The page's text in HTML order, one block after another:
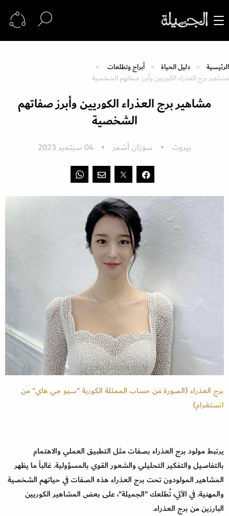
الرئيسية دليل الحياة
أبراج وتطلعات
مشاهير برج العذراء الكوريين وأبرز صفاتهم الشخصية
مشاهير برج العذراء الكوريين وأبرز صفاتهم
الشخصية
بيروت سوزان أشمر 04 سبتمبر 2023
برج العذراء (الصورة من حساب الممثلة الكورية "سيو جي هاي" من
انستغرام)
يرتبط مولود برج العذراء بصفات مثل التطبيق العملي والاهتمام
بالتفاصيل والتفكير التحليلي والشعور القوي بالمسؤولية. غالباً ما يظهر
المشاهير المولودون تحت برج العذراء هذه الصفات في حياتهم الشخصية
والمهنية. في الآتي، تُطلعك "الجميلة"، على بعض المشاهير الكوريين
البارزين من برج العذراء.